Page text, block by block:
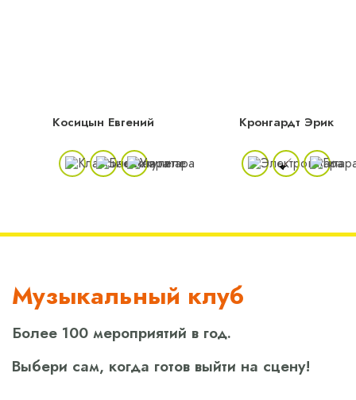
Косицын Евгений Кронгардт Эрик
Музыкальный клуб
Более 100 мероприятий в год.
Выбери сам, когда готов выйти на сцену!